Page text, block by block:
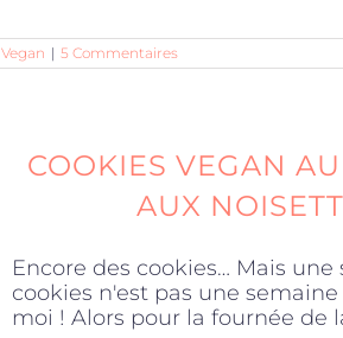
Vegan | 5 Commentaires
COOKIES VEGAN
AUX
Encore des cookies… Mais une
cookies n'est pas une
moi ! Alors pour la fournée de